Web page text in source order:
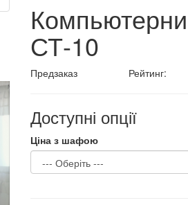
СТ-10
Предзаказ Рейтинг:
Доступні опції
Ціна з шафою